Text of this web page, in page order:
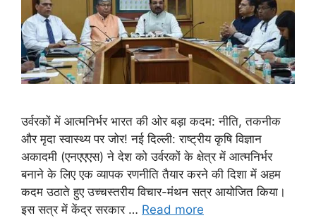
उर्वरकों में आत्मनिर्भर भारत की ओर बड़ा कदम: नीति, तकनीक
और मृदा स्वास्थ्य पर जोर! नई दिल्ली: राष्ट्रीय कृषि विज्ञान
अकादमी (एनएएएस) ने देश को उर्वरकों के क्षेत्र में आत्मनिर्भर
बनाने के लिए एक व्यापक रणनीति तैयार करने की दिशा में अहम
कदम उठाते हुए उच्चस्तरीय विचार-मंथन सत्र आयोजित किया।
इस सत्र में केंद्र सरकार … Read more